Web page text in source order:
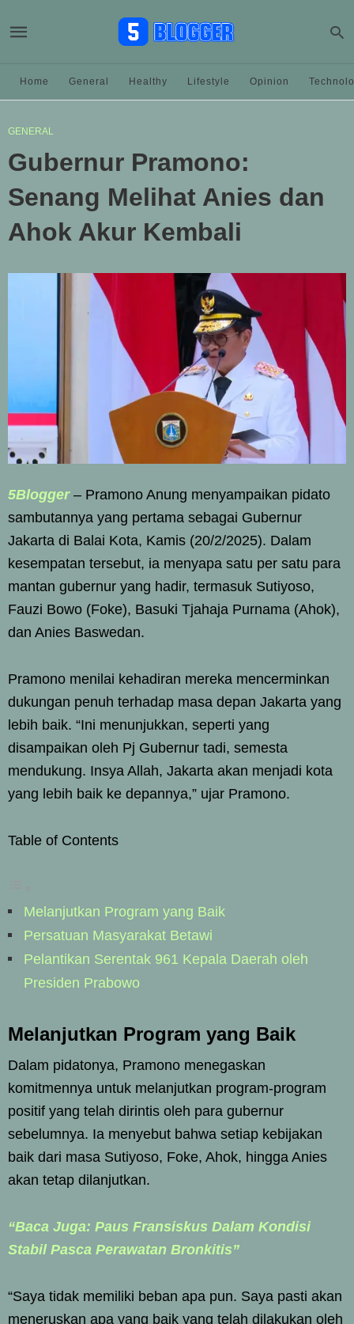
Home General Healthy Lifestyle Opinion
GENERAL
Gubernur Pramono:
Senang Melihat Anies dan
Ahok Akur Kembali
5Blogger – Pramono Anung menyampaikan pidato
sambutannya yang pertama sebagai Gubernur
Jakarta di Balai Kota, Kamis (20/2/2025). Dalam
kesempatan tersebut, ia menyapa satu per satu para
mantan gubernur yang hadir, termasuk Sutiyoso,
Fauzi Bowo (Foke), Basuki Tjahaja Purnama (Ahok),
dan Anies Baswedan.
Pramono menilai kehadiran mereka mencerminkan
dukungan penuh terhadap masa depan Jakarta yang
lebih baik. “Ini menunjukkan, seperti yang
disampaikan oleh Pj Gubernur tadi, semesta
mendukung. Insya Allah, Jakarta akan menjadi kota
yang lebih baik ke depannya,” ujar Pramono.
Table of Contents
Melanjutkan Program yang Baik
Persatuan Masyarakat Betawi
Pelantikan Serentak 961 Kepala Daerah oleh
Presiden Prabowo
Melanjutkan Program yang Baik
Dalam pidatonya, Pramono menegaskan
komitmennya untuk melanjutkan program-program
positif yang telah dirintis oleh para gubernur
sebelumnya. Ia menyebut bahwa setiap kebijakan
baik dari masa Sutiyoso, Foke, Ahok, hingga Anies
akan tetap dilanjutkan.
“Baca Juga: Paus Fransiskus Dalam Kondisi
Stabil Pasca Perawatan Bronkitis”
“Saya tidak memiliki beban apa pun. Saya pasti akan
meneruskan apa yang baik yang telah dilakukan oleh